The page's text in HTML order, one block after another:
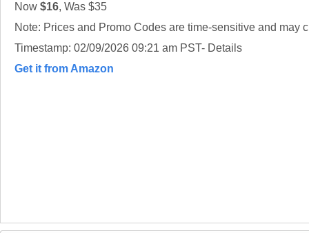
Now $16, Was $35
Note: Prices and Promo Codes are time-sensitive and may
Timestamp: 02/09/2026 09:21 am PST- Details
Get it from Amazon